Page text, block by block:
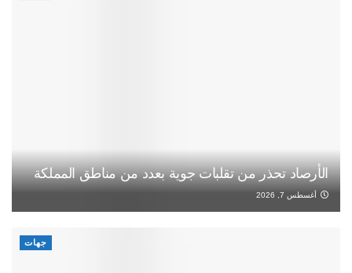
الأرصاد تحذر من تقلبات جوية بعدد من مناطق المملكة
أغسطس 7, 2026
جهات